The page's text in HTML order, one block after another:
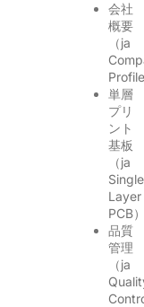
会社
概要
（ja
単層
プリ
ント
基板
（ja
Single
Layer
PCB
品質
管理
（ja